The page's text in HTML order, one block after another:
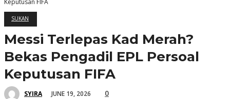
Keputusan FIFA
SUKAN
Messi Terlepas Kad Merah?
Bekas Pengadil EPL Persoal
Keputusan FIFA
SYIRA JUNE 19, 2026 0